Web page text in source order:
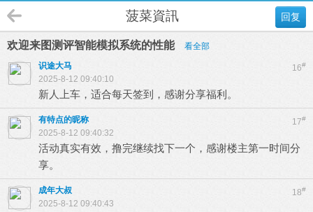
回复
菠菜資訊
欢迎来图测评智能模拟系统的性能 看全部
16#
识途大马
2025-8-12 09:40:10
新人上车，适合每天签到，感谢分享福利。
17#
有特点的昵称
2025-8-12 09:40:32
活动真实有效，撸完继续找下一个，感谢楼主第一时间分
享。
18#
成年大叔
2025-8-12 09:40:43